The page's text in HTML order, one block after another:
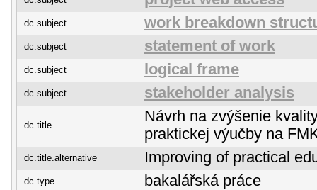
dc.subject work breakdown
dc.subject statement of work
dc.subject logical frame
dc.subject stakeholder analysis
dc.title
Návrh na zvýšenie
praktickej výučby na
dc.title.alternative Improving of practical
dc.type bakalářská práce